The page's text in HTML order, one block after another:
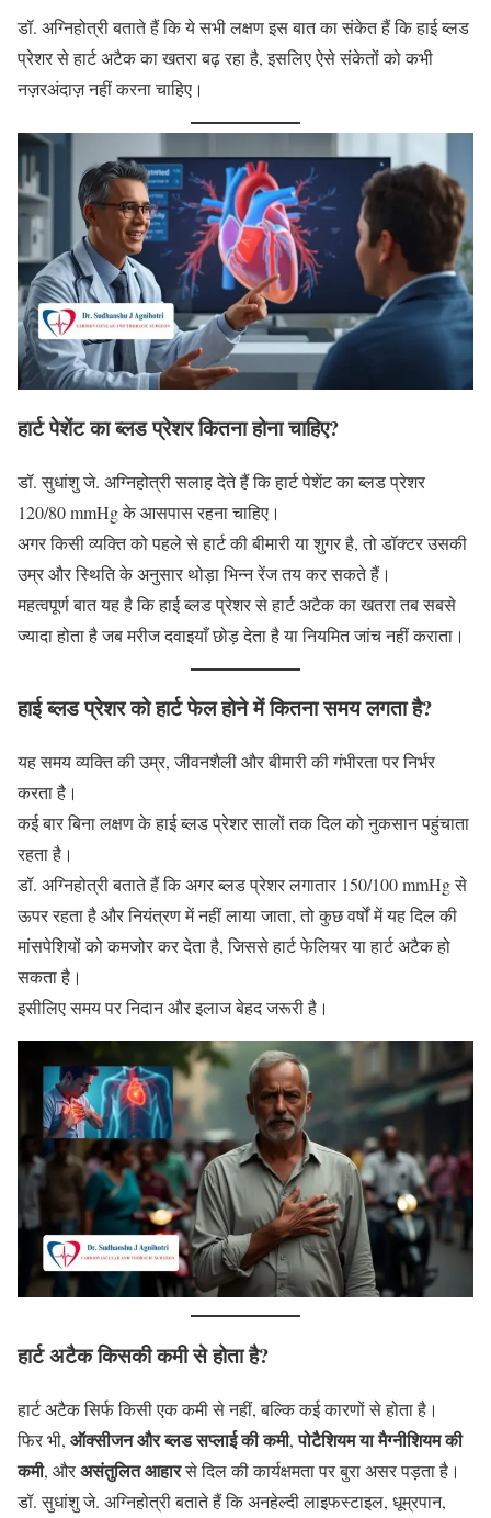
डॉ. अग्निहोत्री बताते हैं कि ये सभी लक्षण इस बात का संकेत हैं कि हाई ब्लड
प्रेशर से हार्ट अटैक का खतरा बढ़ रहा है, इसलिए ऐसे संकेतों को कभी
नज़रअंदाज़ नहीं करना चाहिए।
हार्ट पेशेंट का ब्लड प्रेशर कितना होना चाहिए?
डॉ. सुधांशु जे. अग्निहोत्री सलाह देते हैं कि हार्ट पेशेंट का ब्लड प्रेशर
120/80 mmHg के आसपास रहना चाहिए।
अगर किसी व्यक्ति को पहले से हार्ट की बीमारी या शुगर है, तो डॉक्टर उसकी
उम्र और स्थिति के अनुसार थोड़ा भिन्न रेंज तय कर सकते हैं।
महत्वपूर्ण बात यह है कि हाई ब्लड प्रेशर से हार्ट अटैक का खतरा तब सबसे
ज्यादा होता है जब मरीज दवाइयाँ छोड़ देता है या नियमित जांच नहीं कराता।
हाई ब्लड प्रेशर को हार्ट फेल होने में कितना समय लगता है?
यह समय व्यक्ति की उम्र, जीवनशैली और बीमारी की गंभीरता पर निर्भर
करता है।
कई बार बिना लक्षण के हाई ब्लड प्रेशर सालों तक दिल को नुकसान पहुंचाता
रहता है।
डॉ. अग्निहोत्री बताते हैं कि अगर ब्लड प्रेशर लगातार 150/100 mmHg से
ऊपर रहता है और नियंत्रण में नहीं लाया जाता, तो कुछ वर्षों में यह दिल की
मांसपेशियों को कमजोर कर देता है, जिससे हार्ट फेलियर या हार्ट अटैक हो
सकता है।
इसीलिए समय पर निदान और इलाज बेहद जरूरी है।
हार्ट अटैक किसकी कमी से होता है?
हार्ट अटैक सिर्फ किसी एक कमी से नहीं, बल्कि कई कारणों से होता है।
फिर भी, ऑक्सीजन और ब्लड सप्लाई की कमी,पोटैशियम या मैग्नीशियम की
कमी, औरअसंतुलित आहारसे दिल की कार्यक्षमता पर बुरा असर पड़ता है।
डॉ. सुधांशु जे. अग्निहोत्री बताते हैं कि अनहेल्दी लाइफस्टाइल, धूम्रपान,